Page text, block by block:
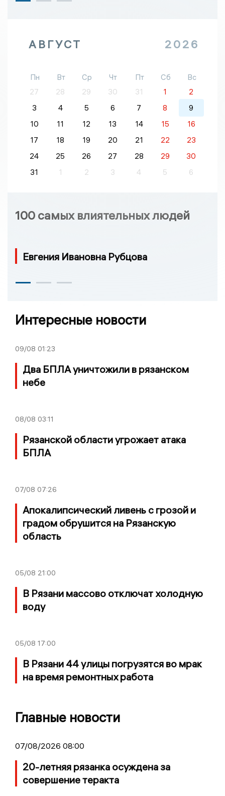
АВГУСТ 2026
Пн Вт Ср Чт Пт Сб
Вс
27
28 29 30 31 1
2
3
4 5 6 7 8
9
10
11 12 13 14 15
16
17
18 19 20 21 22
23
24
25 26 27 28 29
30
31
1 2 3 4 5 6
100 самых влиятельных людей
Евгения Ивановна Рубцова
Интересные новости
09/08 01:23
Два БПЛА уничтожили в рязанском
небе
08/08 03:11
Рязанской области угрожает атака
БПЛА
07/08 07:26
Апокалипсический ливень с грозой и
градом обрушится на Рязанскую
область
05/08 21:00
В Рязани массово отключат холодную
воду
05/08 17:00
В Рязани 44 улицы погрузятся во мрак
на время ремонтных работа
Главные новости
07/08/2026 08:00
20-летняя рязанка осуждена за
совершение теракта